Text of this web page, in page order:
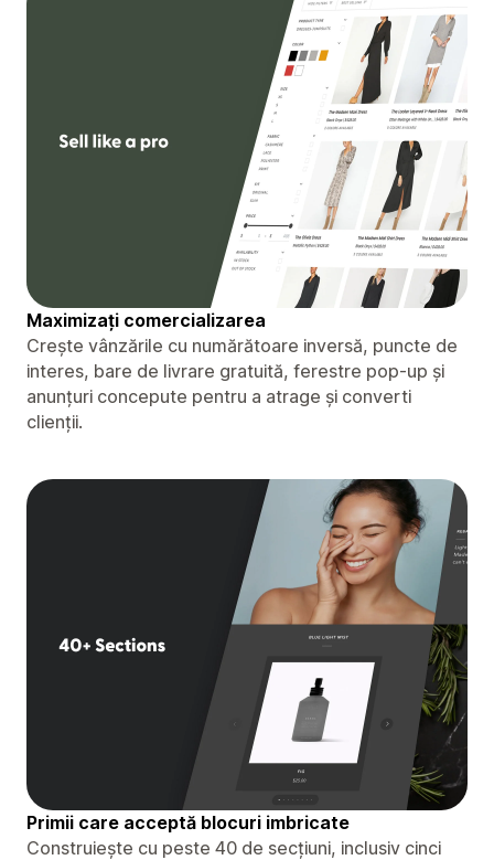
Maximizați comercializarea
Crește vânzările cu numărătoare inversă, puncte de
interes, bare de livrare gratuită, ferestre pop-up și
anunțuri concepute pentru a atrage și converti
clienții.
Primii care acceptă blocuri imbricate
Construiește cu peste 40 de secțiuni, inclusiv cinci